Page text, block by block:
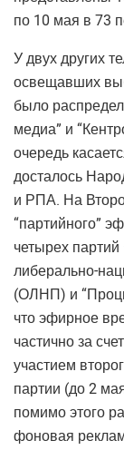
по 10 мая в 73
У двух других
освещавших
было
медиа” и
очередь
досталось
и РПА. На
“партийного”
четырех
либерально-
(ОЛНП) и
что эфирное
частично за
участием
партии (до 2
помимо этого
фоновая